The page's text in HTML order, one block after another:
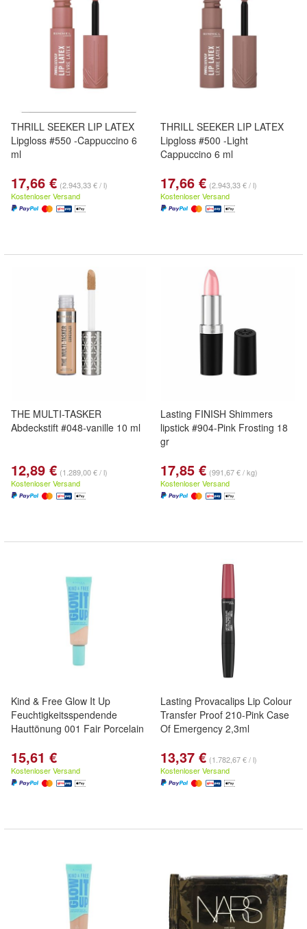
THRILL SEEKER LIP LATEX
Lipgloss #550 -Cappuccino 6
ml
17,66 € (2.943,33 € / l)
Kostenloser Versand
THRILL SEEKER LIP LATEX
Lipgloss #500 -Light
Cappuccino 6 ml
17,66 € (2.943,33 € / l)
Kostenloser Versand
THE MULTI-TASKER
Abdeckstift #048-vanille 10 ml
12,89 € (1.289,00 € / l)
Kostenloser Versand
Lasting FINISH Shimmers
lipstick #904-Pink Frosting 18
gr
17,85 € (991,67 € / kg)
Kostenloser Versand
Kind & Free Glow It Up
Feuchtigkeitsspendende
Hauttönung 001 Fair Porcelain
15,61 €
Kostenloser Versand
Lasting Provacalips Lip Colour
Transfer Proof 210-Pink Case
Of Emergency 2,3ml
13,37 € (1.782,67 € / l)
Kostenloser Versand